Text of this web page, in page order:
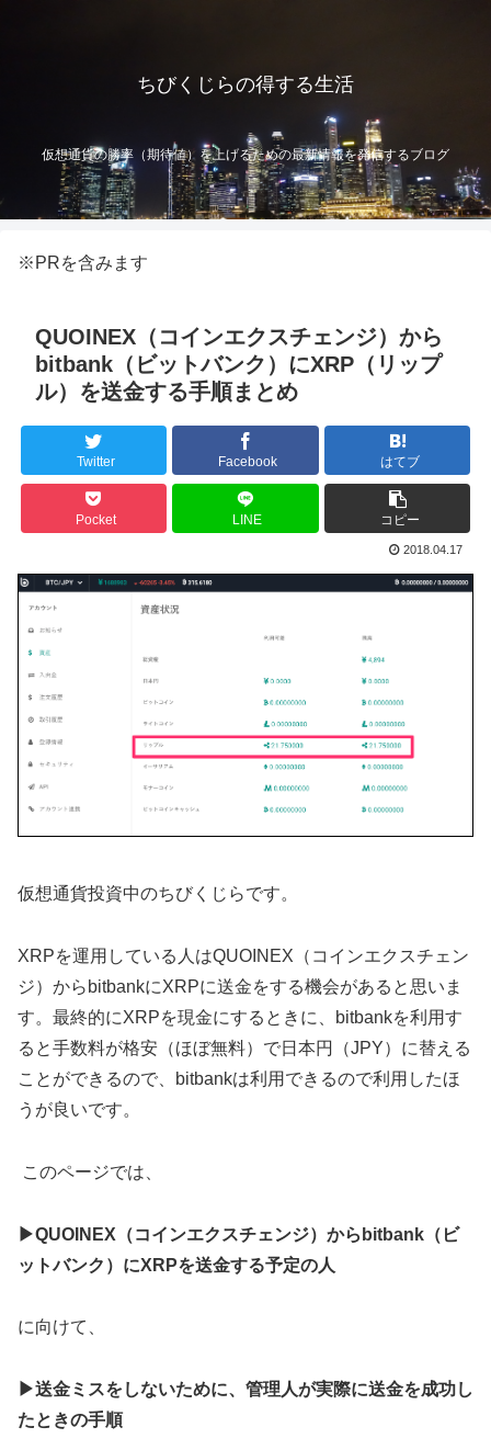
ちびくじらの得する生活
仮想通貨の勝率（期待値）を上げるための最新情報を発信するブログ
※PRを含みます
QUOINEX（コインエクスチェンジ）から
bitbank（ビットバンク）にXRP（リップ
ル）を送金する手順まとめ
Twitter Facebook はてブ
Pocket LINE コピー
2018.04.17
仮想通貨投資中のちびくじらです。
XRPを運用している人はQUOINEX（コインエクスチェン
ジ）からbitbankにXRPに送金をする機会があると思いま
す。最終的にXRPを現金にするときに、bitbankを利用す
ると手数料が格安（ほぼ無料）で日本円（JPY）に替える
ことができるので、bitbankは利用できるので利用したほ
うが良いです。
このページでは、
▶QUOINEX（コインエクスチェンジ）からbitbank（ビ
ットバンク）にXRPを送金する予定の人
に向けて、
▶送金ミスをしないために、管理人が実際に送金を成功し
たときの手順